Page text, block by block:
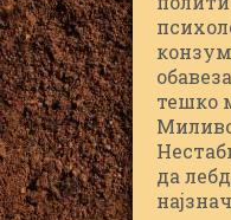
тешко
да